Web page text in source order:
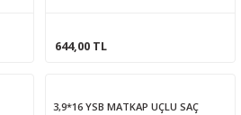
644,00 TL
3,9*16 YSB MATKAP UÇLU SAÇ